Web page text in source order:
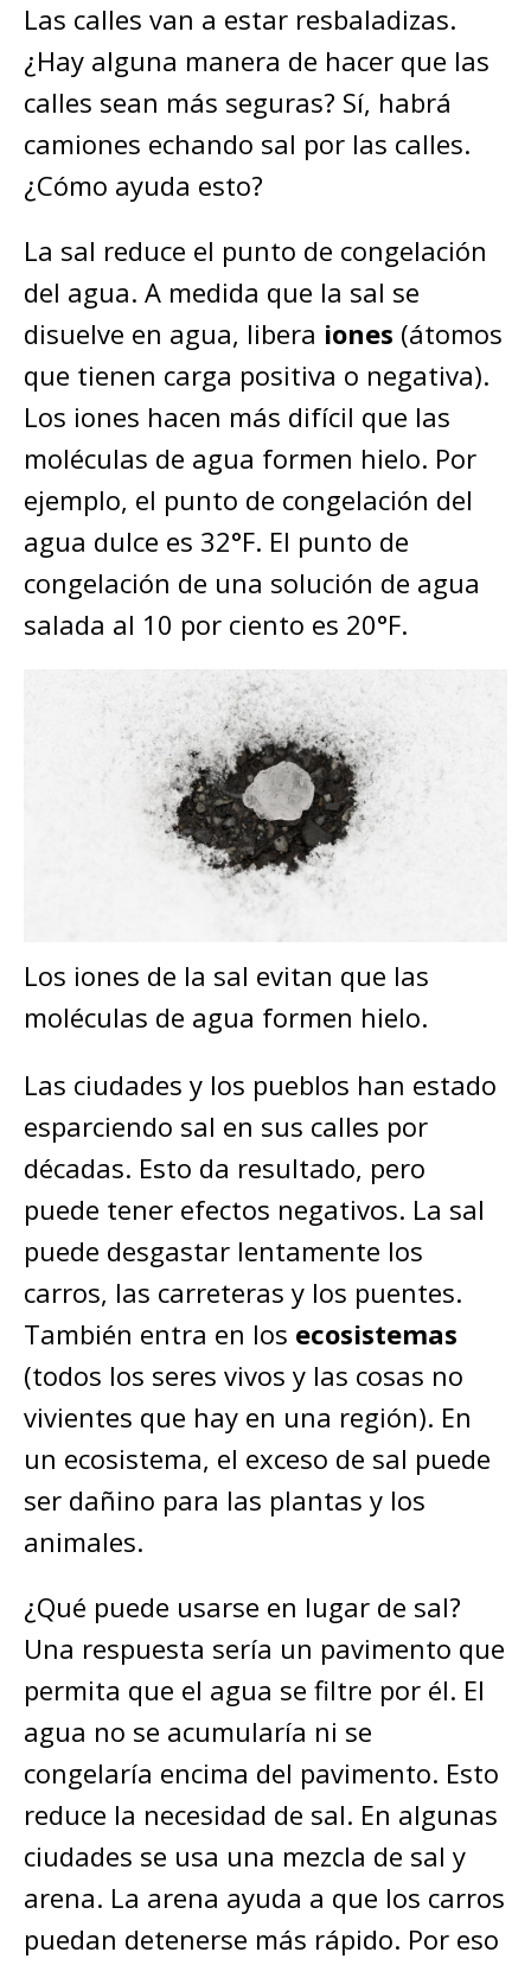
Las calles van a estar resbaladizas.
¿Hay alguna manera de hacer que las
calles sean más seguras? Sí, habrá
camiones echando sal por las calles.
¿Cómo ayuda esto?
La sal reduce el punto de congelación
del agua. A medida que la sal se
disuelve en agua, libera iones (átomos
que tienen carga positiva o negativa).
Los iones hacen más difícil que las
moléculas de agua formen hielo. Por
ejemplo, el punto de congelación del
agua dulce es 32°F. El punto de
congelación de una solución de agua
salada al 10 por ciento es 20°F.
Los iones de la sal evitan que las
moléculas de agua formen hielo.
Las ciudades y los pueblos han estado
esparciendo sal en sus calles por
décadas. Esto da resultado, pero
puede tener efectos negativos. La sal
puede desgastar lentamente los
carros, las carreteras y los puentes.
También entra en los ecosistemas
(todos los seres vivos y las cosas no
vivientes que hay en una región). En
un ecosistema, el exceso de sal puede
ser dañino para las plantas y los
animales.
¿Qué puede usarse en lugar de sal?
Una respuesta sería un pavimento que
permita que el agua se filtre por él. El
agua no se acumularía ni se
congelaría encima del pavimento. Esto
reduce la necesidad de sal. En algunas
ciudades se usa una mezcla de sal y
arena. La arena ayuda a que los carros
puedan detenerse más rápido. Por eso